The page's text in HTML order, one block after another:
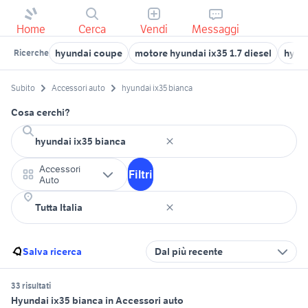
Home Cerca Vendi Messaggi
Ricerche hyundai coupe motore hyundai ix35 1.7 diesel
Subito Accessori auto hyundai ix35 bianca
Cosa cerchi?
Accessori
Auto
Filtri
Salva ricerca Dal più recente
33 risultati
Hyundai ix35 bianca in Accessori auto